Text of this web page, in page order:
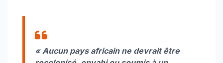
« Aucun pays africain ne devrait être